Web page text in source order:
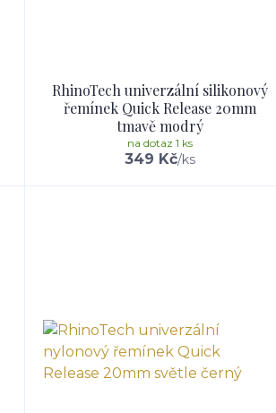
RhinoTech univerzální silikonový
řemínek Quick Release 20mm
tmavě modrý
349 Kč/ks
na dotaz 1 ks